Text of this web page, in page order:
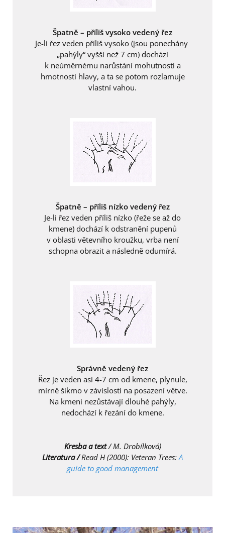
Špatně – příliš vysoko vedený řez
Je-li řez veden příliš vysoko (jsou ponechány
„pahýly“ vyšší než 7 cm) dochází
k neúměrnému narůstání mohutnosti a
hmotnosti hlavy, a ta se potom rozlamuje
vlastní vahou.
Špatně – příliš nízko vedený řez
Je-li řez veden příliš nízko (řeže se až do
kmene) dochází k odstranění pupenů
v oblasti větevního kroužku, vrba není
schopna obrazit a následně odumírá.
Správně vedený řez
Řez je veden asi 4-7 cm od kmene, plynule,
mírně šikmo v závislosti na posazení větve.
Na kmeni nezůstávají dlouhé pahýly,
nedochází k řezání do kmene.
Kresba a text/ M. Drobílková)
Literatura /Read H (2000): Veteran Trees: A
guide to good management